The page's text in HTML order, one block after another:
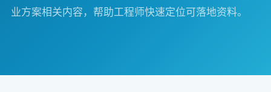
业方案相关内容，帮助工程师快速定位可落地资料。